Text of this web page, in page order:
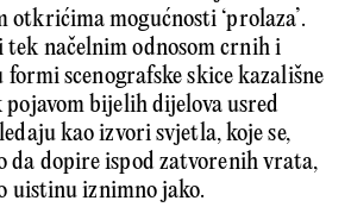
otkrićima mogućnosti ‘prolaza’.
tek načelnim odnosom crnih i
scenografske skice kazališne
bijelih dijelova usred
kao izvori svjetla, koje se,
da dopire ispod zatvorenih vrata,
uistinu iznimno jako.